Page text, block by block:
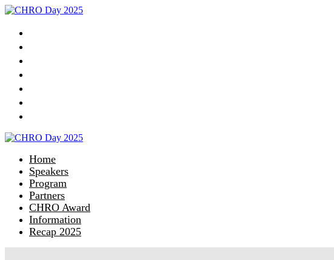
Home
Speakers
Program
Partners
CHRO Award
Information
Recap 2025